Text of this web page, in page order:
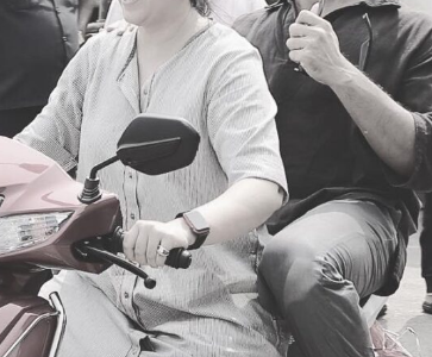
||
06:23
ಮಹಾತಾಯಿ! | Karnataka ||